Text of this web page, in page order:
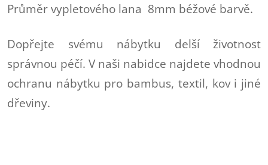
Průměr vypletového lana 8mm béžové barvě.
Dopřejte svému nábytku delší životnost
správnou péčí. V naši nabidce najdete vhodnou
ochranu nábytku pro bambus, textil, kov i jiné
dřeviny.